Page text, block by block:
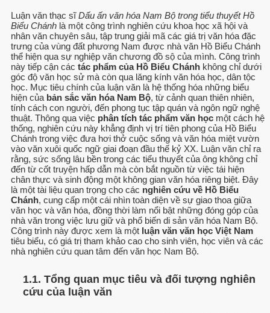
Luận văn thạc sĩDấu ấn văn hóa Nam Bộ trong tiểu thuyết Hồ
Biểu Chánh là một công trình nghiên cứu khoa học xã hội và
nhân văn chuyên sâu, tập trung giải mã các giá trị văn hóa đặc
trưng của vùng đất phương Nam được nhà văn Hồ Biểu Chánh
thể hiện qua sự nghiệp văn chương đồ sộ của mình. Công trình
này tiếp cận các tác phẩm của Hồ Biểu Chánh không chỉ dưới
góc độ văn học sử mà còn qua lăng kính văn hóa học, dân tộc
học. Mục tiêu chính của luận văn là hệ thống hóa những biểu
hiện của bản sắc văn hóa Nam Bộ, từ cảnh quan thiên nhiên,
tính cách con người, đến phong tục tập quán và ngôn ngữ nghệ
thuật. Thông qua việc phân tích tác phẩm văn học một cách hệ
thống, nghiên cứu này khẳng định vị trí tiên phong của Hồ Biểu
Chánh trong việc đưa hơi thở cuộc sống và văn hóa miệt vườn
vào văn xuôi quốc ngữ giai đoạn đầu thế kỷ XX. Luận văn chỉ ra
rằng, sức sống lâu bền trong các tiểu thuyết của ông không chỉ
đến từ cốt truyện hấp dẫn mà còn bắt nguồn từ việc tái hiện
chân thực và sinh động một không gian văn hóa riêng biệt. Đây
là một tài liệu quan trọng cho các nghiên cứu về Hồ Biểu
Chánh, cung cấp một cái nhìn toàn diện về sự giao thoa giữa
văn học và văn hóa, đồng thời làm nổi bật những đóng góp của
nhà văn trong việc lưu giữ và phổ biến di sản văn hóa Nam Bộ.
Công trình này được xem là một luận văn văn học Việt Nam
tiêu biểu, có giá trị tham khảo cao cho sinh viên, học viên và các
nhà nghiên cứu quan tâm đến văn học Nam Bộ.
1.1. Tổng quan mục tiêu và đối tượng nghiên
cứu của luận văn